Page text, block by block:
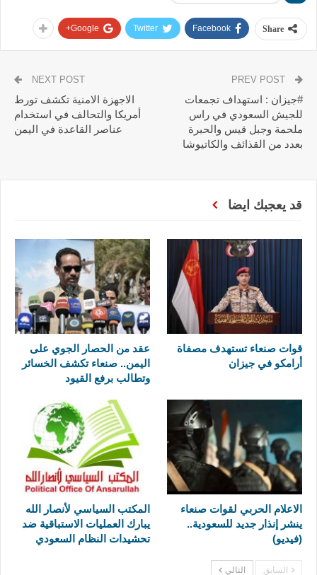
Share
Facebook
Twitter
Google+
#جيزان : استهداف تجمعات
للجيش السعودي في راس
ملحمة وجبل قيس والحبرة
بعدد من القذائف والكاتيوشا
NEXT POST
الاجهزة الامنية تكشف تورط
أمريكا والتحالف في استخدام
عناصر القاعدة في اليمن
قد يعجبك ايضا
قوات صنعاء تستهدف مصفاة
أرامكو في جيزان
عقد من الحصار الجوي على
اليمن.. صنعاء تكشف الخسائر
وتطالب برفع القيود
الاعلام الحربي لقوات صنعاء
ينشر إنذار جديد للسعودية..
(فيديو)
المكتب السياسي لأنصار الله
يبارك العمليات الاستباقية ضد
تحشيدات النظام السعودي
السابق التالي